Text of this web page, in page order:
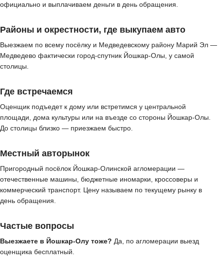
официально и выплачиваем деньги в день обращения.
Районы и окрестности, где выкупаем авто
Выезжаем по всему посёлку и Медведевскому району Марий Эл —
Медведево фактически город-спутник Йошкар-Олы, у самой
столицы.
Где встречаемся
Оценщик подъедет к дому или встретимся у центральной
площади, дома культуры или на въезде со стороны Йошкар-Олы.
До столицы близко — приезжаем быстро.
Местный авторынок
Пригородный посёлок Йошкар-Олинской агломерации —
отечественные машины, бюджетные иномарки, кроссоверы и
коммерческий транспорт. Цену называем по текущему рынку в
день обращения.
Частые вопросы
Выезжаете в Йошкар-Олу тоже? Да, по агломерации выезд
оценщика бесплатный.